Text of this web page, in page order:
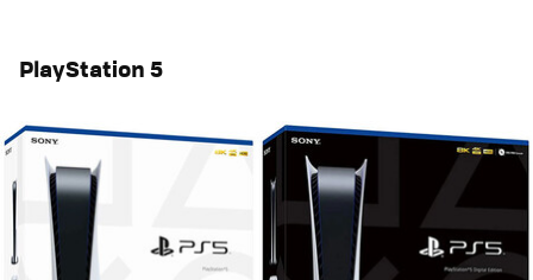
PlayStation 5